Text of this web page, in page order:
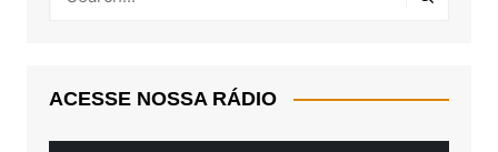
ACESSE NOSSA RÁDIO